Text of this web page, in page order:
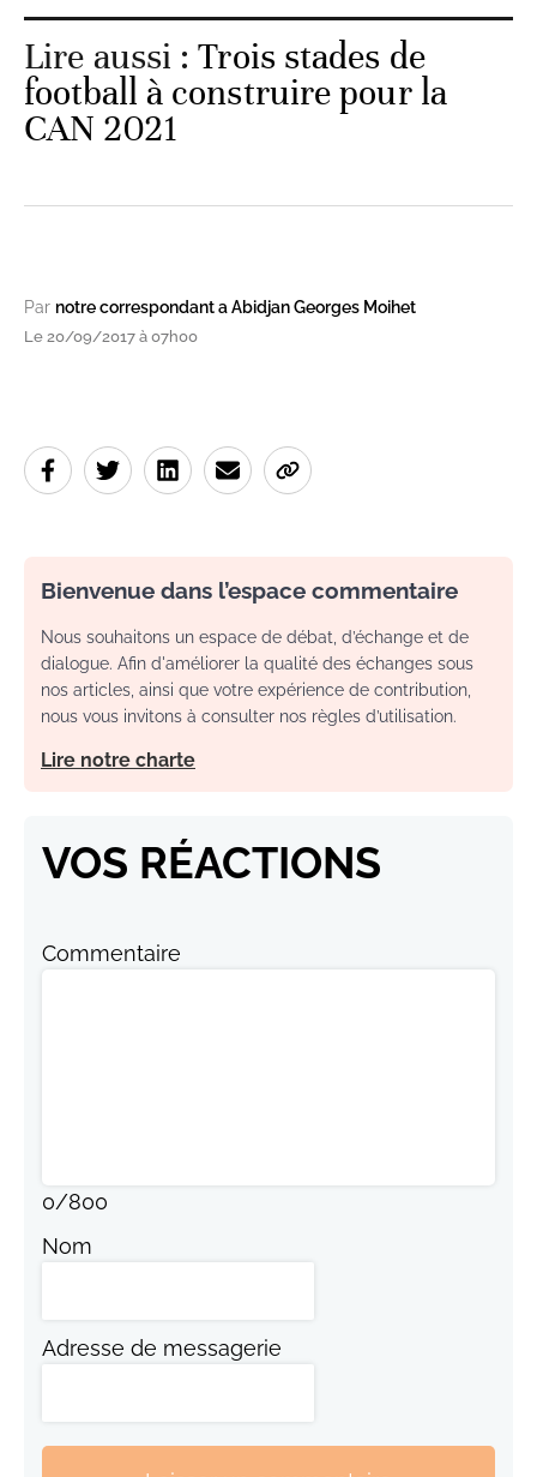
Lire aussi :Trois stades de
football à construire pour la
CAN 2021
Par notre correspondant a Abidjan Georges Moihet
Le 20/09/2017 à 07h00
Bienvenue dans l’espace commentaire
Nous souhaitons un espace de débat, d’échange et de
dialogue. Afin d'améliorer la qualité des échanges sous
nos articles, ainsi que votre expérience de contribution,
nous vous invitons à consulter nos règles d’utilisation.
Lire notre charte
VOS RÉACTIONS
Commentaire
0/800
Nom
Adresse de messagerie